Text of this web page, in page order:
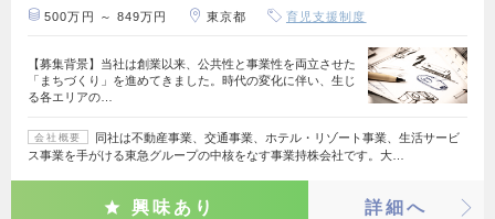
500万円 ～ 849万円 東京都 育児支援制度
【募集背景】当社は創業以来、公共性と事業性を両立させた
「まちづくり」を進めてきました。時代の変化に伴い、生じ
る各エリアの…
会社概要
同社は不動産事業、交通事業、ホテル・リゾート事業、生活サービ
ス事業を手がける東急グループの中核をなす事業持株会社です。大…
興味あり 詳細へ